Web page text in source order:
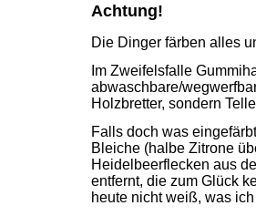
Achtung!
Die Dinger färben alles
Im Zweifelsfalle
abwaschbare/
Holzbretter, sondern
Falls doch was
Bleiche (halbe Zitrone
Heidelbeerflecken aus
entfernt, die zum Glück
heute nicht weiß, was